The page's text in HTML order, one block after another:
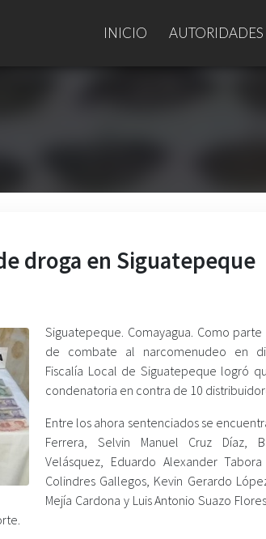
INICIO AUTORIDADES
droga en Siguatepeque
Siguatepeque. Comayagua. Como
de combate al narcomenudeo en
Fiscalía Local de Siguatepeque logró
condenatoria en contra de 10
Entre los ahora sentenciados se
Ferrera, Selvin Manuel Cruz Díaz,
Velásquez, Eduardo Alexander
Colindres Gallegos, Kevin Gerardo
Mejía Cardona y Luis Antonio Suazo